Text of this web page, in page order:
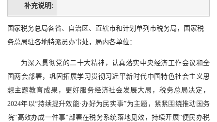
补充说明:
国家税务总局各省、自治区、直辖市和计划单列市税务局，国家税
务总局驻各地特派员办事处，局内各单位：
为深入贯彻党的二十大精神，认真落实中央经济工作会议和全
国两会部署，巩固拓展学习贯彻习近平新时代中国特色社会主义思
想主题教育成果，更好服务经济社会发展大局，税务总局决定，
2024年以“持续提升效能·办好为民实事”为主题，紧紧围绕推动国务
院“高效办成一件事”部署在税务系统落地见效，持续开展“便民办税